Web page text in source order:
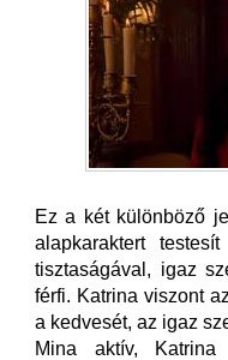
Ez a két különböző
alapkaraktert
tisztaságával, igaz
férfi. Katrina viszont
a kedvesét, az igaz
Mina aktív,